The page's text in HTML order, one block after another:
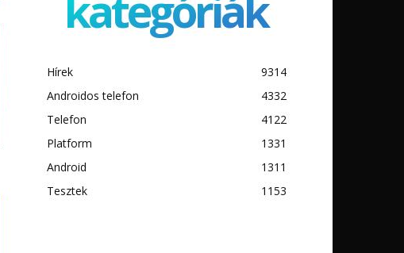
Hírek
9314
Androidos telefon
4332
Telefon
4122
Platform
1331
Android
1311
Tesztek
1153